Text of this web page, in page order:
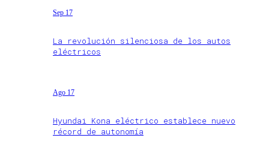
Sep 17
La revolución silenciosa de los autos
eléctricos
Ago 17
Hyundai Kona eléctrico establece nuevo
récord de autonomía